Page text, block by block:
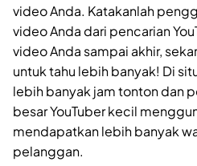
video Anda. Katakanlah
video Anda dari pencarian
video Anda sampai akhir,
untuk tahu lebih banyak! Di
lebih banyak jam tonton dan
besar YouTuber kecil
mendapatkan lebih banyak
pelanggan.